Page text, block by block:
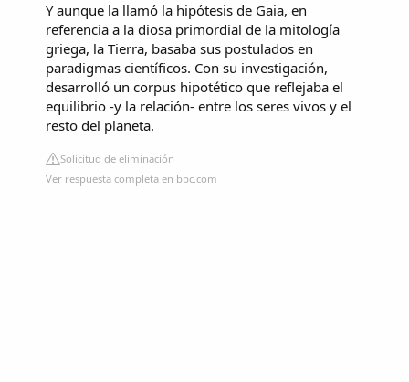
Y aunque la llamó la hipótesis de Gaia, en
referencia a la diosa primordial de la mitología
griega, la Tierra, basaba sus postulados en
paradigmas científicos. Con su investigación,
desarrolló un corpus hipotético que reflejaba el
equilibrio -y la relación- entre los seres vivos y el
resto del planeta.
Solicitud de eliminación
Ver respuesta completa en bbc.com